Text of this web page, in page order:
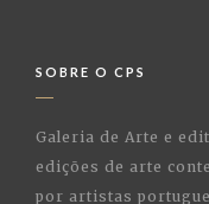
SOBRE O CPS
Galeria de Arte e
edições de arte
por artistas